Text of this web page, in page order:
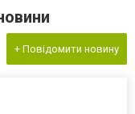
+ Повідомити новину